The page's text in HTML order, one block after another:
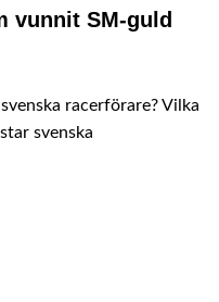
vunnit SM-guld
racerförare? Vilka
svenska